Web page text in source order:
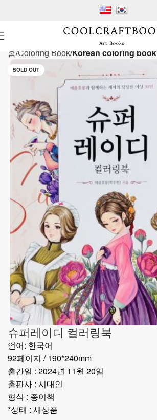
홈 Coloring Book Korean coloring book
SOLD OUT
슈퍼레이디 컬러링북
언어: 한국어
92페이지 / 190*240mm
출간일 : 2024년 11월 20일
출판사 : 시대인
형식 : 종이책
*상태 : 새상품